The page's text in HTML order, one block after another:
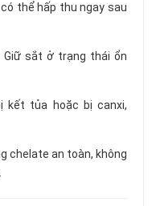
có thể hấp thu ngay sau
Giữ sắt ở trạng thái ổn
kết tủa hoặc bị canxi,
chelate an toàn, không